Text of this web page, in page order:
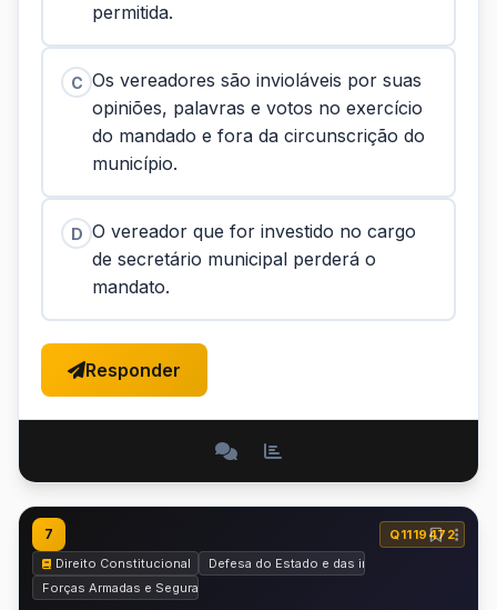
permitida.
C Os vereadores são invioláveis por suas
opiniões, palavras e votos no exercício
do mandado e fora da circunscrição do
município.
D O vereador que for investido no cargo
de secretário municipal perderá o
mandato.
Responder
7
Q1119472
Direito Constitucional
Defesa do Estado e das instituições
Forças Armadas e Segurança Pública